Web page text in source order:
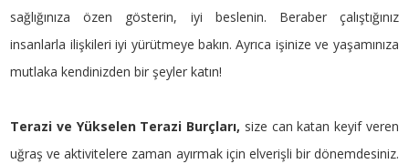
sağlığınıza özen gösterin, iyi beslenin. Beraber çalıştığınız
insanlarla ilişkileri iyi yürütmeye bakın. Ayrıca işinize ve yaşamınıza
mutlaka kendinizden bir şeyler katın!
Terazi ve Yükselen Terazi Burçları, size can katan keyif veren
uğraş ve aktivitelere zaman ayırmak için elverişli bir dönemdesiniz.